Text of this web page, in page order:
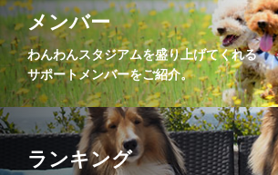
メンバー
わんわんスタジアムを盛り上げてくれる
サポートメンバーをご紹介。
ランキング